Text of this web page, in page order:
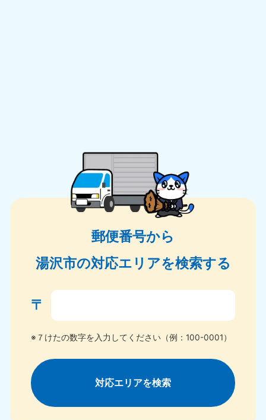
郵便番号から
湯沢市の対応エリアを検索する
〒
※７けたの数字を入力してください（例：100-0001）
対応エリアを検索